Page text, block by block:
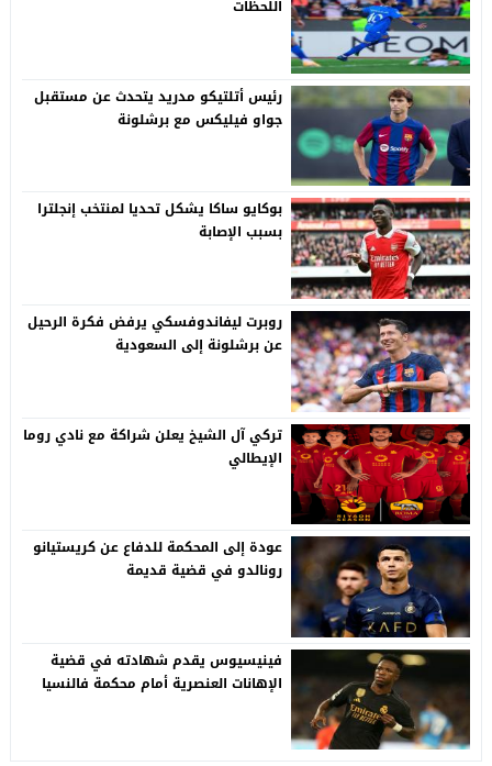
اللحظات
رئيس أتلتيكو مدريد يتحدث عن مستقبل
جواو فيليكس مع برشلونة
بوكايو ساكا يشكل تحديا لمنتخب إنجلترا
بسبب الإصابة
روبرت ليفاندوفسكي يرفض فكرة الرحيل
عن برشلونة إلى السعودية
تركي آل الشيخ يعلن شراكة مع نادي روما
الإيطالي
عودة إلى المحكمة للدفاع عن كريستيانو
رونالدو في قضية قديمة
فينيسيوس يقدم شهادته في قضية
الإهانات العنصرية أمام محكمة فالنسيا